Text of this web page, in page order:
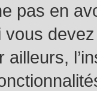
pas en
vous
ailleurs,